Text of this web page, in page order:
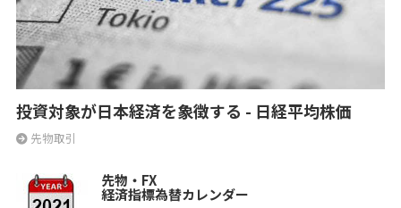
投資対象が日本経済を象徴する - 日経平均株価
先物取引
先物・FX
経済指標為替カレンダー